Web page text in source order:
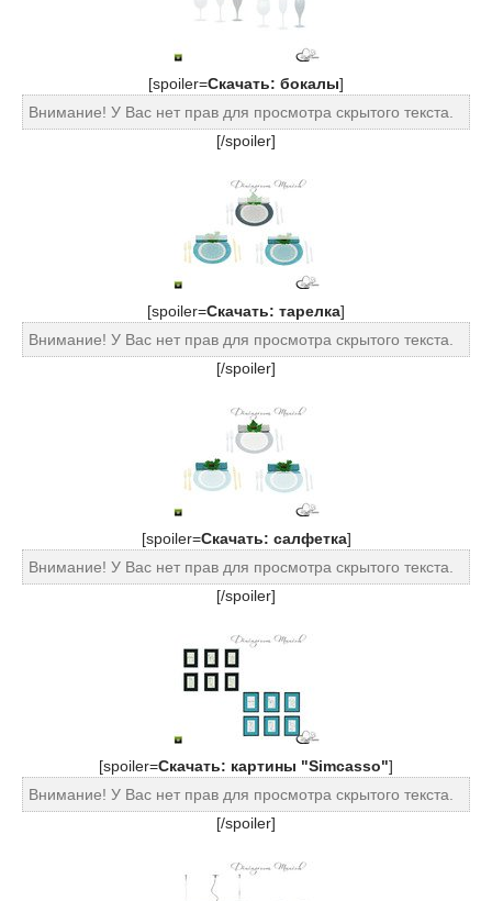
[spoiler=Cкачать: бокалы]
Внимание! У Вас нет прав для просмотра скрытого текста.
[/spoiler]
[spoiler=Cкачать: тарелка]
Внимание! У Вас нет прав для просмотра скрытого текста.
[/spoiler]
[spoiler=Cкачать: салфетка]
Внимание! У Вас нет прав для просмотра скрытого текста.
[/spoiler]
[spoiler=Cкачать: картины "Simcasso"]
Внимание! У Вас нет прав для просмотра скрытого текста.
[/spoiler]